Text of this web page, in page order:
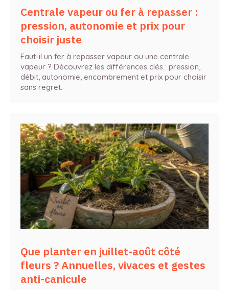
Centrale vapeur ou fer à repasser :
pression, autonomie et prix pour
choisir juste
Faut-il un fer à repasser vapeur ou une centrale
vapeur ? Découvrez les différences clés : pression,
débit, autonomie, encombrement et prix pour choisir
sans regret.
Que planter en juillet-août côté
fleurs ? Annuelles, vivaces et gestes
anti-canicule